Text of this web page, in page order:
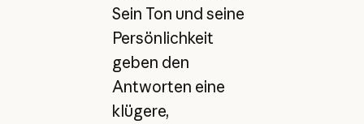
Sein Ton und seine
Persönlichkeit
geben den
Antworten eine
klügere,